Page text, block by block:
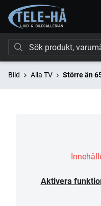
Bild Alla TV Större än
Aktivera